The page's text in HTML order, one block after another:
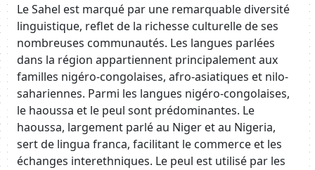
Body
Le Sahel est marqué par une remarquable diversité
linguistique, reflet de la richesse culturelle de ses
nombreuses communautés. Les langues parlées
dans la région appartiennent principalement aux
familles nigéro-congolaises, afro-asiatiques et nilo-
sahariennes. Parmi les langues nigéro-congolaises,
le haoussa et le peul sont prédominantes. Le
haoussa, largement parlé au Niger et au Nigeria,
sert de lingua franca, facilitant le commerce et les
échanges interethniques. Le peul est utilisé par les